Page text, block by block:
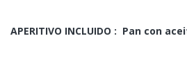
APERITIVO INCLUIDO : Pan con